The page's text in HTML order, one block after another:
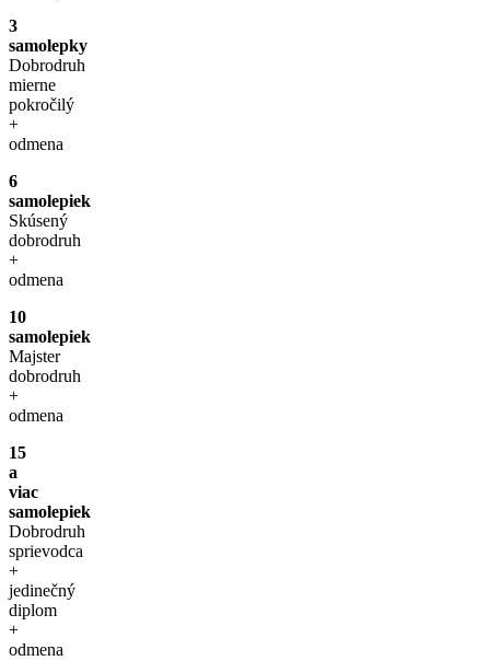
3
samolepky
Dobrodruh
mierne
pokročilý
+
odmena
6
samolepiek
Skúsený
dobrodruh
+
odmena
10
samolepiek
Majster
dobrodruh
+
odmena
15
a
viac
samolepiek
Dobrodruh
sprievodca
+
jedinečný
diplom
+
odmena